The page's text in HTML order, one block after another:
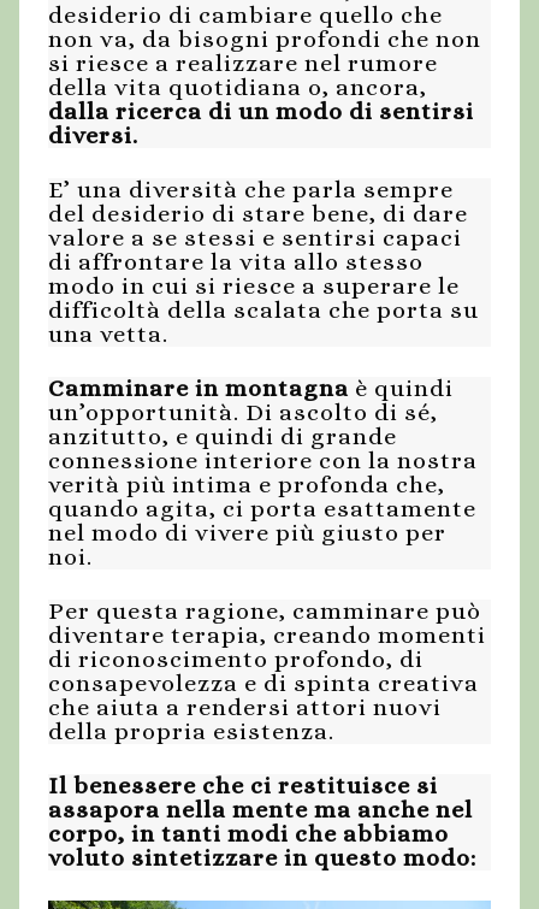
desiderio di cambiare quello che
non va, da bisogni profondi che non
si riesce a realizzare nel rumore
della vita quotidiana o, ancora,
dalla ricerca di un modo di sentirsi
diversi.
E’ una diversità che parla sempre
del desiderio di stare bene, di dare
valore a se stessi e sentirsi capaci
di affrontare la vita allo stesso
modo in cui si riesce a superare le
difficoltà della scalata che porta su
una vetta.
Camminare in montagna è quindi
un’opportunità. Di ascolto di sé,
anzitutto, e quindi di grande
connessione interiore con la nostra
verità più intima e profonda che,
quando agita, ci porta esattamente
nel modo di vivere più giusto per
noi.
Per questa ragione, camminare può
diventare terapia, creando momenti
di riconoscimento profondo, di
consapevolezza e di spinta creativa
che aiuta a rendersi attori nuovi
della propria esistenza.
Il benessere che ci restituisce si
assapora nella mente ma anche nel
corpo, in tanti modi che abbiamo
voluto sintetizzare in questo modo: